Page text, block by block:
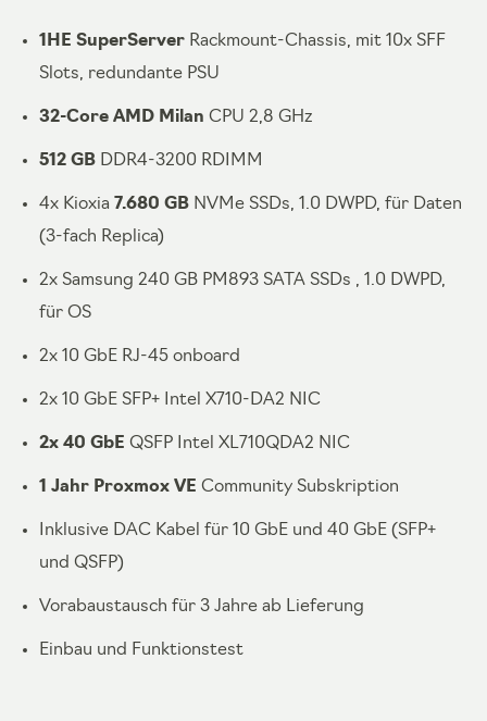
1HE SuperServer Rackmount-Chassis, mit 10x SFF
Slots, redundante PSU
32-Core AMD Milan CPU 2,8 GHz
512 GB DDR4-3200 RDIMM
4x Kioxia 7.680 GB NVMe SSDs, 1.0 DWPD, für Daten
(3-fach Replica)
2x Samsung 240 GB PM893 SATA SSDs , 1.0 DWPD,
für OS
2x 10 GbE RJ-45 onboard
2x 10 GbE SFP+ Intel X710-DA2 NIC
2x 40 GbE QSFP Intel XL710QDA2 NIC
1 Jahr Proxmox VE Community Subskription
Inklusive DAC Kabel für 10 GbE und 40 GbE (SFP+
und QSFP)
Vorabaustausch für 3 Jahre ab Lieferung
Einbau und Funktionstest